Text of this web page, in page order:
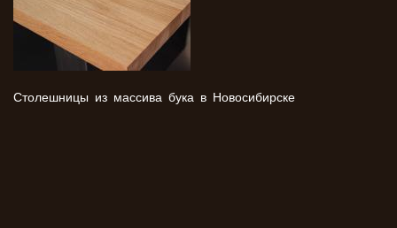
Столешницы из массива бука в Новосибирске